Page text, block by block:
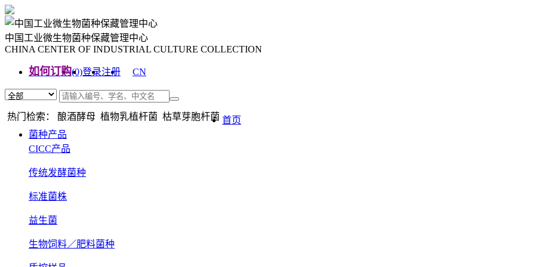
中国工业微生物菌种保藏管理中心
CHINA CENTER OF INDUSTRIAL CULTURE COLLECTION
如何订购(0)登录注册
CN
热门检索： 酿酒酵母 植物乳植杆菌 枯草芽胞杆菌 首页
菌种产品
CICC产品
传统发酵菌种
标准菌株
益生菌
生物饲料／肥料菌种